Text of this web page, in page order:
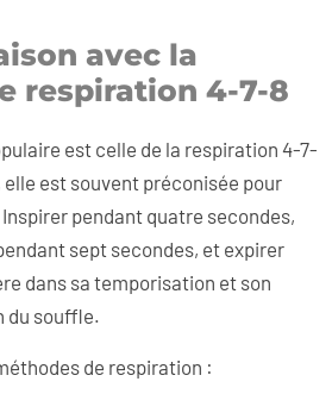
avec la
respiration 4-7-8
est celle de la respiration 4-7-
elle est souvent préconisée pour
pendant quatre secondes,
sept secondes, et expirer
dans sa temporisation et son
du souffle.
de respiration :